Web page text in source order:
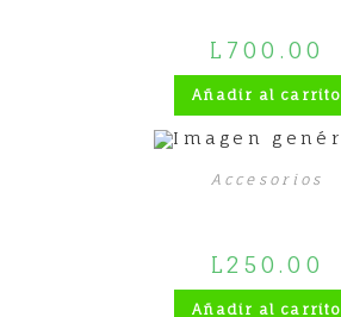
L 700.00
Añadir al carrito
Accesorios
L250.00
Añadir al carrito